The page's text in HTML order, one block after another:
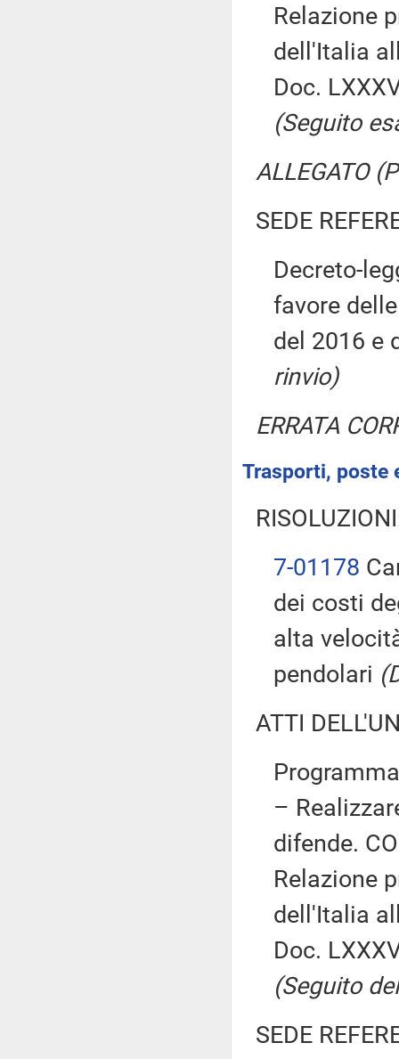
Relazione
dell'Italia
Doc.
(Seguito
ALLEGATO
SEDE
Decreto-
favore
del 2016 e
rinvio)
ERRATA
Trasporti, poste
7-01178
dei costi
alta
pendolari
ATTI
–
difende.
Relazione
dell'Italia
Doc.
(Seguito
SEDE